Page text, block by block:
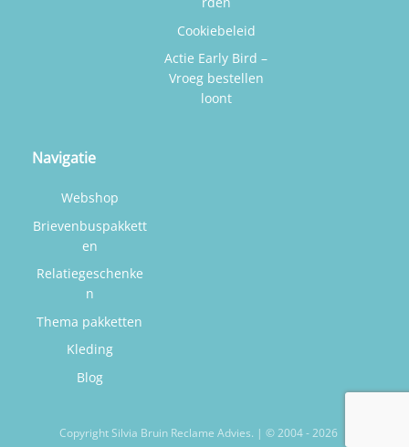
Cookiebeleid
Actie Early Bird –
Vroeg bestellen
loont
Navigatie
Webshop
Brievenbuspakkett
en
Relatiegeschenke
n
Thema pakketten
Kleding
Blog
Copyright Silvia Bruin Reclame Advies. | © 2004 - 2026